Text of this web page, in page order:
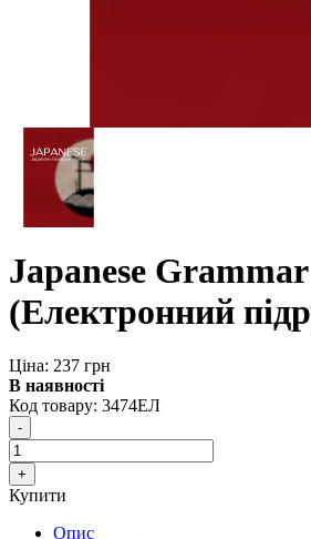
Japanese
(Електронний
Ціна: 237 грн
В наявності
Код товару: 3474ЕЛ
Купити
Опис